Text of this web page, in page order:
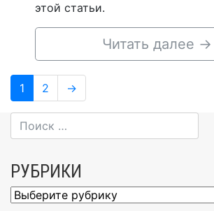
этой статьи.
Читать далее →
Навигация
по
записям
Page
1 Page
2 →
РУБРИКИ
Рубрики